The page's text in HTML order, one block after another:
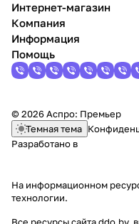
Интернет-магазин
Компания
Информация
Помощь
© 2026 Аспро: Премьер
Темная тема
Разработано в
На информационном
технологии.